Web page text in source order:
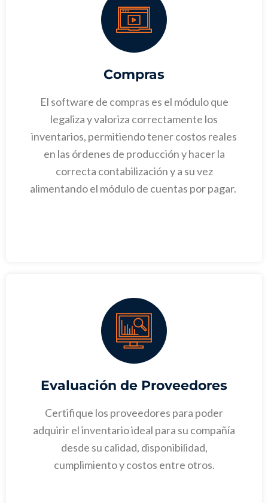
Compras
El software de compras es el módulo que
legaliza y valoriza correctamente los
inventarios, permitiendo tener costos reales
en las órdenes de producción y hacer la
correcta contabilización y a su vez
alimentando el módulo de cuentas por pagar.
Evaluación de Proveedores
Certifique los proveedores para poder
adquirir el inventario ideal para su compañía
desde su calidad, disponibilidad,
cumplimiento y costos entre otros.